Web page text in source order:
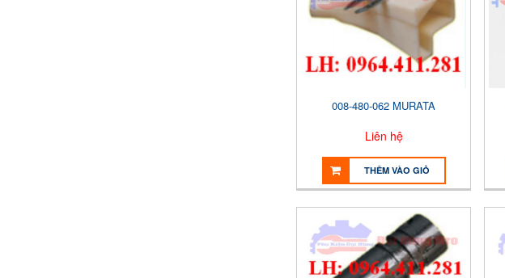
008-480-062 MURATA
Liên hệ
THÊM VÀO GIỎ